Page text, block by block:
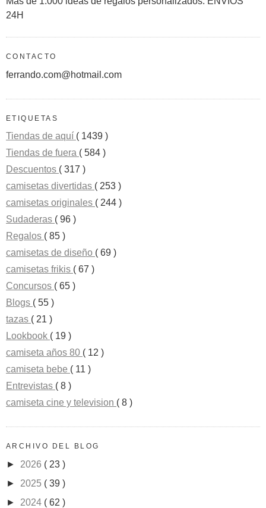
24H
CONTACTO
ferrando.com@hotmail.com
ETIQUETAS
Tiendas de aquí ( 1439 )
Tiendas de fuera ( 584 )
Descuentos ( 317 )
camisetas divertidas ( 253 )
camisetas originales ( 244 )
Sudaderas ( 96 )
Regalos ( 85 )
camisetas de diseño ( 69 )
camisetas frikis ( 67 )
Concursos ( 65 )
Blogs ( 55 )
tazas ( 21 )
Lookbook ( 19 )
camiseta años 80 ( 12 )
camiseta bebe ( 11 )
Entrevistas ( 8 )
camiseta cine y television ( 8 )
ARCHIVO DEL BLOG
► 2026 ( 23 )
► 2025 ( 39 )
► 2024 ( 62 )